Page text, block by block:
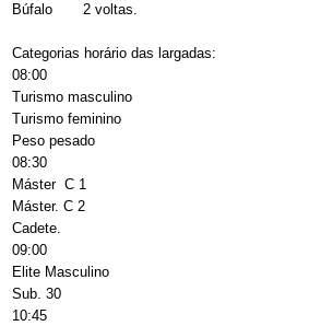
Búfalo 2 voltas.
Categorias horário das largadas:
08:00
Turismo masculino
Turismo feminino
Peso pesado
08:30
Máster C 1
Máster. C 2
Cadete.
09:00
Elite Masculino
Sub. 30
10:45